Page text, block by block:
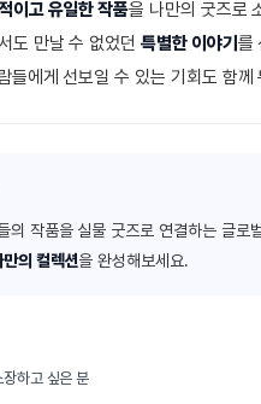
이고 유일한 작품을 나만의 굿즈로
도 만날 수 없었던 특별한 이야기 를
들에게 선보일 수 있는 기회도 함께
의 작품을 실물 굿즈로 연결하는 글로
의 컬렉션을 완성해보세요.
장하고 싶은 분